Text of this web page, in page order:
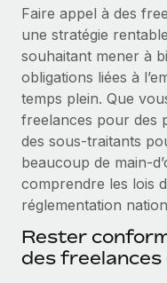
SERVICES
Demandez aux
Recevez des
l’international et la
Contrôles
Simplifiez vos
candidats
Remote Watchtower
Gardez un temps
Devenir
Explorez avec
Remote Build
l’IA
ÉTUDES DE CAS
Données sur les
Centre de
Obtenir de l’aide
Voir toutes les
BLOG
Paie multipays
Faire appel à des
une stratégie
souhaitant mener à
obligations liées à
temps plein. Que
freelances pour des
des sous-traitants
beaucoup de main-
comprendre les lois
réglementation
Rester
des freelances